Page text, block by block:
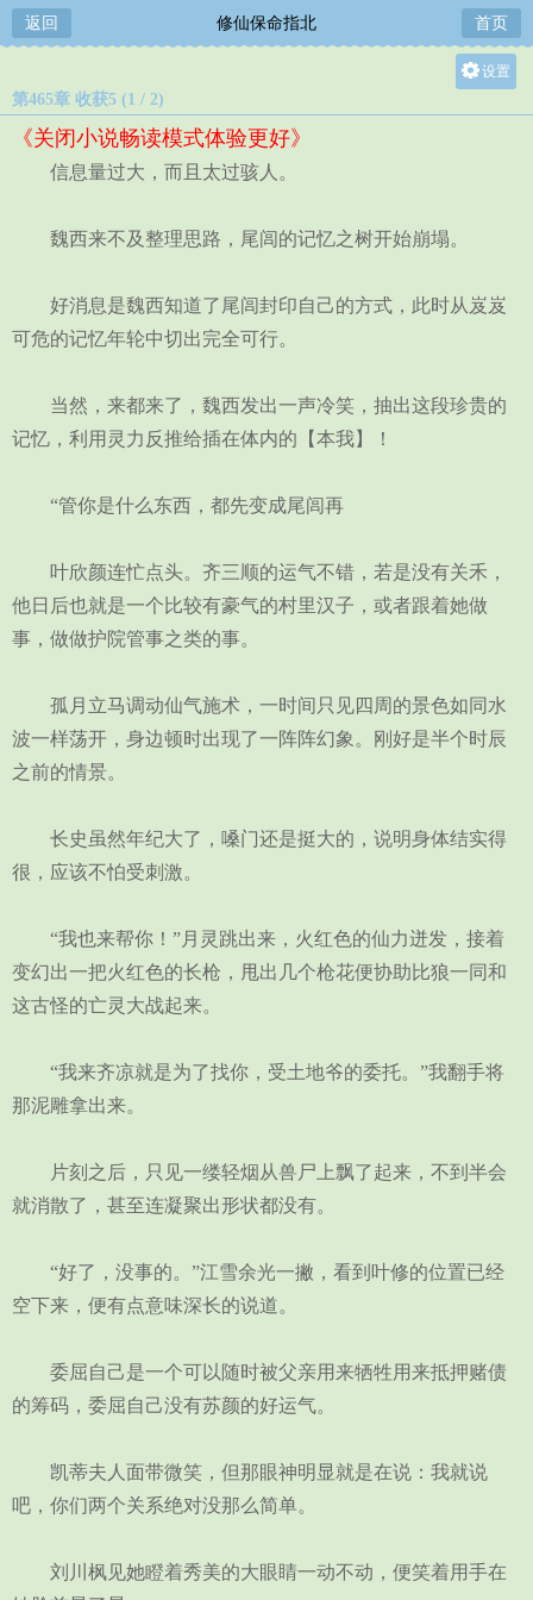
返回 修仙保命指北 首页
设置
第465章 收获5 (1 / 2)
《关闭小说畅读模式体验更好》
信息量过大，而且太过骇人。
魏西来不及整理思路，尾闾的记忆之树开始崩塌。
好消息是魏西知道了尾闾封印自己的方式，此时从岌岌
可危的记忆年轮中切出完全可行。
当然，来都来了，魏西发出一声冷笑，抽出这段珍贵的
记忆，利用灵力反推给插在体内的【本我】！
“管你是什么东西，都先变成尾闾再
叶欣颜连忙点头。齐三顺的运气不错，若是没有关禾，
他日后也就是一个比较有豪气的村里汉子，或者跟着她做
事，做做护院管事之类的事。
孤月立马调动仙气施术，一时间只见四周的景色如同水
波一样荡开，身边顿时出现了一阵阵幻象。刚好是半个时辰
之前的情景。
长史虽然年纪大了，嗓门还是挺大的，说明身体结实得
很，应该不怕受刺激。
“我也来帮你！”月灵跳出来，火红色的仙力迸发，接着
变幻出一把火红色的长枪，甩出几个枪花便协助比狼一同和
这古怪的亡灵大战起来。
“我来齐凉就是为了找你，受土地爷的委托。”我翻手将
那泥雕拿出来。
片刻之后，只见一缕轻烟从兽尸上飘了起来，不到半会
就消散了，甚至连凝聚出形状都没有。
“好了，没事的。”江雪余光一撇，看到叶修的位置已经
空下来，便有点意味深长的说道。
委屈自己是一个可以随时被父亲用来牺牲用来抵押赌债
的筹码，委屈自己没有苏颜的好运气。
凯蒂夫人面带微笑，但那眼神明显就是在说：我就说
吧，你们两个关系绝对没那么简单。
刘川枫见她瞪着秀美的大眼睛一动不动，便笑着用手在